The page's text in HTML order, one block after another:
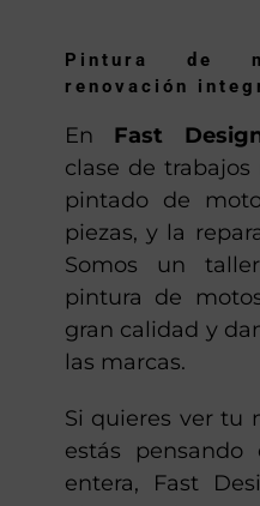
Pintura de
EnFast
clase de
pintado de
piezas, y la
Somos un
pintura de
gran calidad y
Si quieres ver tu
estás